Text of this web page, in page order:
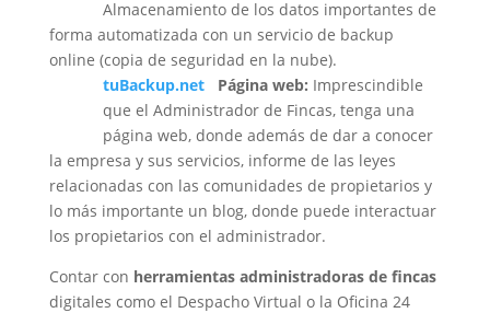
Almacenamiento de los datos importantes de
forma automatizada con un servicio de backup
online (copia de seguridad en la nube).
tuBackup.net
Página web: Imprescindible
que el Administrador de Fincas, tenga una
página web, donde además de dar a conocer
la empresa y sus servicios, informe de las leyes
relacionadas con las comunidades de propietarios y
lo más importante un blog, donde puede interactuar
los propietarios con el administrador.
Contar con herramientas administradoras de fincas
digitales como el Despacho Virtual o la Oficina 24